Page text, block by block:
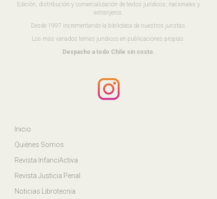
Edición, distribución y comercialización de textos jurídicos, nacionales y
extranjeros.
Desde 1997 incrementando la biblioteca de nuestros juristas.
Los más variados temas juridicos en publicaciones propias.
Despacho a todo Chile sin costo.
Inicio
Quiénes Somos
Revista InfanciActiva
Revista Justicia Penal
Noticias Librotecnia